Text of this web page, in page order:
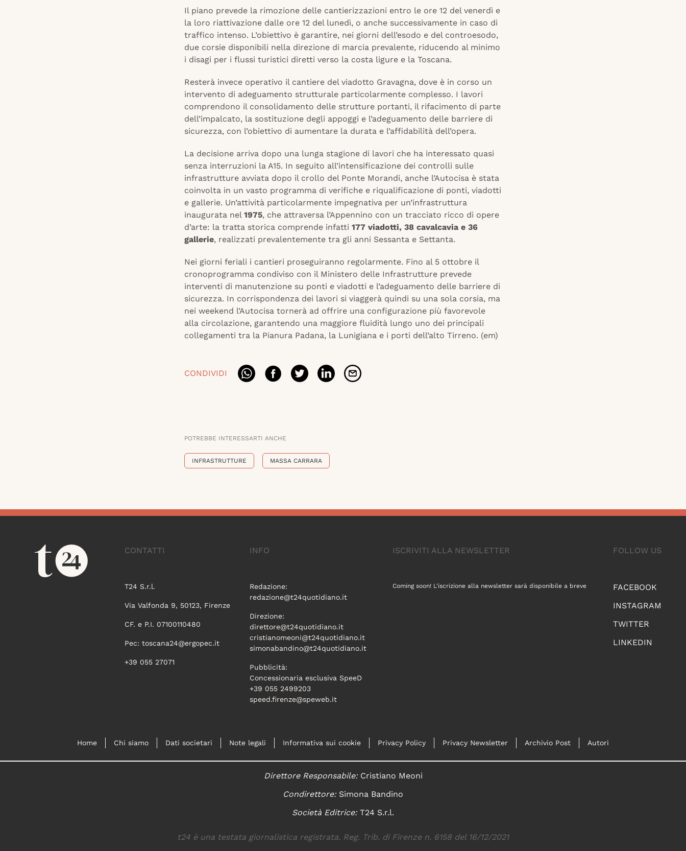
Il piano prevede la rimozione delle cantierizzazioni entro le ore 12 del venerdì e
la loro riattivazione dalle ore 12 del lunedì, o anche successivamente in caso di
traffico intenso. L’obiettivo è garantire, nei giorni dell’esodo e del controesodo,
due corsie disponibili nella direzione di marcia prevalente, riducendo al minimo
i disagi per i flussi turistici diretti verso la costa ligure e la Toscana.
Resterà invece operativo il cantiere del viadotto Gravagna, dove è in corso un
intervento di adeguamento strutturale particolarmente complesso. I lavori
comprendono il consolidamento delle strutture portanti, il rifacimento di parte
dell’impalcato, la sostituzione degli appoggi e l’adeguamento delle barriere di
sicurezza, con l’obiettivo di aumentare la durata e l’affidabilità dell’opera.
La decisione arriva dopo una lunga stagione di lavori che ha interessato quasi
senza interruzioni la A15. In seguito all’intensificazione dei controlli sulle
infrastrutture avviata dopo il crollo del Ponte Morandi, anche l’Autocisa è stata
coinvolta in un vasto programma di verifiche e riqualificazione di ponti, viadotti
e gallerie. Un’attività particolarmente impegnativa per un’infrastruttura
inaugurata nel 1975, che attraversa l’Appennino con un tracciato ricco di opere
d’arte: la tratta storica comprende infatti 177 viadotti, 38 cavalcavia e 36
gallerie, realizzati prevalentemente tra gli anni Sessanta e Settanta.
Nei giorni feriali i cantieri proseguiranno regolarmente. Fino al 5 ottobre il
cronoprogramma condiviso con il Ministero delle Infrastrutture prevede
interventi di manutenzione su ponti e viadotti e l’adeguamento delle barriere di
sicurezza. In corrispondenza dei lavori si viaggerà quindi su una sola corsia, ma
nei weekend l’Autocisa tornerà ad offrire una configurazione più favorevole
alla circolazione, garantendo una maggiore fluidità lungo uno dei principali
collegamenti tra la Pianura Padana, la Lunigiana e i porti dell’alto Tirreno. (em)
CONDIVIDI
POTREBBE INTERESSARTI ANCHE
INFRASTRUTTURE MASSA CARRARA
CONTATTI
T24 S.r.l.
Via Valfonda 9, 50123, Firenze
CF. e P.I. 07100110480
Pec: toscana24@ergopec.it
+39 055 27071
INFO
Redazione:
redazione@t24quotidiano.it
Direzione:
direttore@t24quotidiano.it
cristianomeoni@t24quotidiano.it
simonabandino@t24quotidiano.it
Pubblicità:
Concessionaria esclusiva SpeeD
+39 055 2499203
speed.firenze@speweb.it
FOLLOW US
FACEBOOK
INSTAGRAM
TWITTER
LINKEDIN
ISCRIVITI ALLA NEWSLETTER
Coming soon! L'iscrizione alla newsletter sarà disponibile a breve
Home Chi siamo Dati societari Note legali Informativa sui cookie Privacy Policy Privacy Newsletter Archivio Post Autori
Direttore Responsabile:Cristiano Meoni
Condirettore:Simona Bandino
Società Editrice:T24 S.r.l.
t24 è una testata giornalistica registrata. Reg. Trib. di Firenze n. 6158 del 16/12/2021